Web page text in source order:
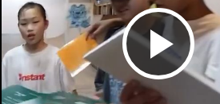
ビ